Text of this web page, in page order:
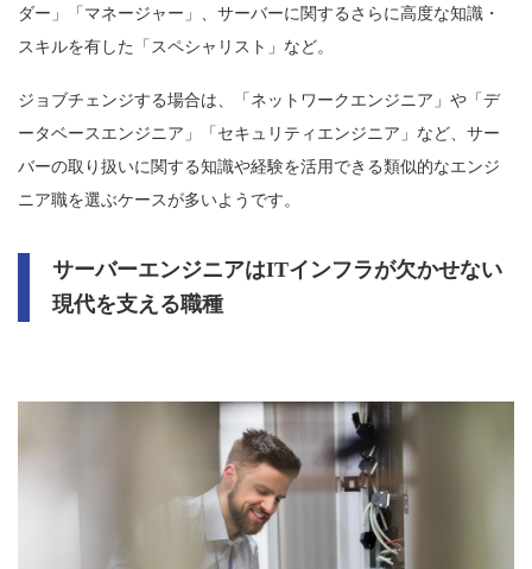
ダー」「マネージャー」、サーバーに関するさらに高度な知識・
スキルを有した「スペシャリスト」など。
ジョブチェンジする場合は、「ネットワークエンジニア」や「デ
ータベースエンジニア」「セキュリティエンジニア」など、サー
バーの取り扱いに関する知識や経験を活用できる類似的なエンジ
ニア職を選ぶケースが多いようです。
サーバーエンジニアはITインフラが欠かせない
現代を支える職種